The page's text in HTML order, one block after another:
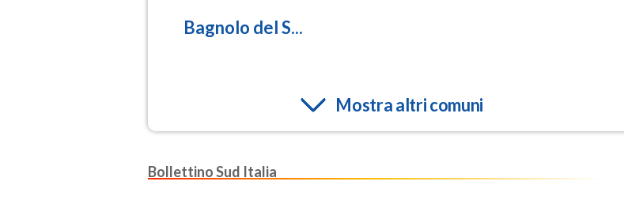
Bagnolo del S...
Mostra altri comuni
Bollettino Sud Italia